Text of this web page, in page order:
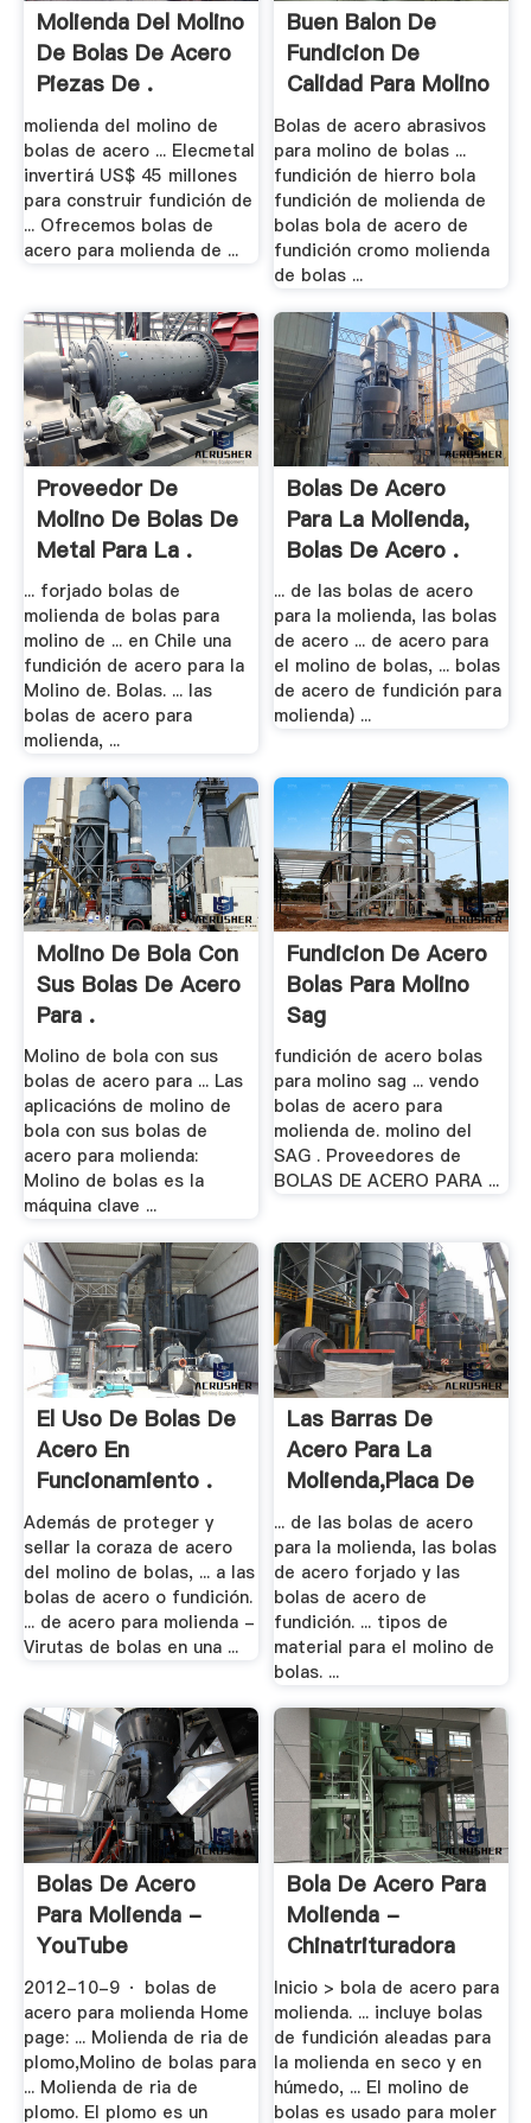
Molienda Del Molino
De Bolas De Acero
Piezas De .
molienda del molino de
bolas de acero ... Elecmetal
invertirá US$ 45 millones
para construir fundición de
... Ofrecemos bolas de
acero para molienda de ...
Buen Balon De
Fundicion De
Calidad Para Molino
.
Bolas de acero abrasivos
para molino de bolas ...
fundición de hierro bola
fundición de molienda de
bolas bola de acero de
fundición cromo molienda
de bolas ...
Proveedor De
Molino De Bolas De
Metal Para La .
... forjado bolas de
molienda de bolas para
molino de ... en Chile una
fundición de acero para la
Molino de. Bolas. ... las
bolas de acero para
molienda, ...
Bolas De Acero
Para La Molienda,
Bolas De Acero .
... de las bolas de acero
para la molienda, las bolas
de acero ... de acero para
el molino de bolas, ... bolas
de acero de fundición para
molienda) ...
Molino De Bola Con
Sus Bolas De Acero
Para .
Molino de bola con sus
bolas de acero para ... Las
aplicacións de molino de
bola con sus bolas de
acero para molienda:
Molino de bolas es la
máquina clave ...
Fundicion De Acero
Bolas Para Molino
Sag
fundición de acero bolas
para molino sag ... vendo
bolas de acero para
molienda de. molino del
SAG . Proveedores de
BOLAS DE ACERO PARA ...
El Uso De Bolas De
Acero En
Funcionamiento .
Además de proteger y
sellar la coraza de acero
del molino de bolas, ... a las
bolas de acero o fundición.
... de acero para molienda -
Virutas de bolas en una ...
Las Barras De
Acero Para La
Molienda,Placa De
...
... de las bolas de acero
para la molienda, las bolas
de acero forjado y las
bolas de acero de
fundición. ... tipos de
material para el molino de
bolas. ...
Bolas De Acero
Para Molienda -
YouTube
2012-10-9 · bolas de
acero para molienda Home
page: ... Molienda de ria de
plomo,Molino de bolas para
... Molienda de ria de
plomo. El plomo es un
Bola De Acero Para
Molienda -
Chinatrituradora
Inicio > bola de acero para
molienda. ... incluye bolas
de fundición aleadas para
la molienda en seco y en
húmedo, ... El molino de
bolas es usado para moler